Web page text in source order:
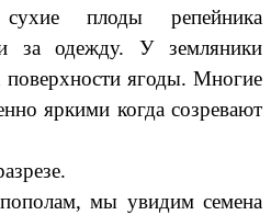
плоды репейника
за одежду. У земляники
поверхности ягоды. Многие
яркими когда созревают
мы увидим семена